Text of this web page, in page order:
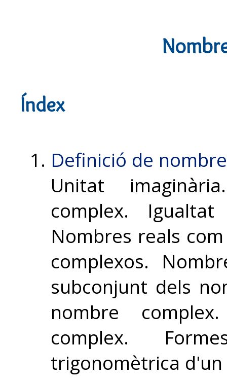
Índex
Definició de
Unitat
complex.
Nombres reals
complexos.
subconjunt dels
nombre
complex.
trigonomètrica